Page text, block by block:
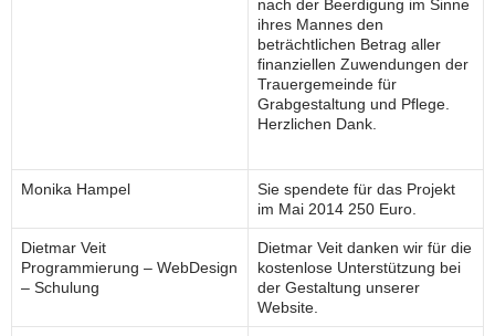
nach der Beerdigung im Sinne
ihres Mannes den
beträchtlichen Betrag aller
finanziellen Zuwendungen der
Trauergemeinde für
Grabgestaltung und Pflege.
Herzlichen Dank.
Monika Hampel
Sie spendete für das Projekt
im Mai 2014 250 Euro.
Dietmar Veit
Programmierung – WebDesign
– Schulung
Dietmar Veit danken wir für die
kostenlose Unterstützung bei
der Gestaltung unserer
Website.